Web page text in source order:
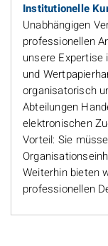
Institutionelle
Unabhängigen
professionellen
unsere Expertise
und
organisatorisch
Abteilungen
elektronischen
Vorteil: Sie
Weiterhin bieten
professionellen